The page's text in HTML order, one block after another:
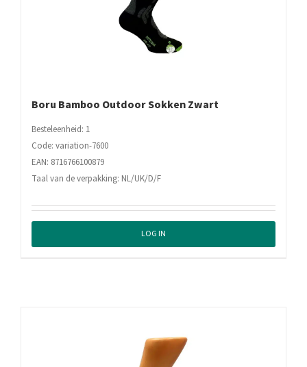
Boru Bamboo Outdoor Sokken Zwart
Besteleenheid: 1
Code: variation-7600
EAN: 8716766100879
Taal van de verpakking: NL/UK/D/F
LOG IN